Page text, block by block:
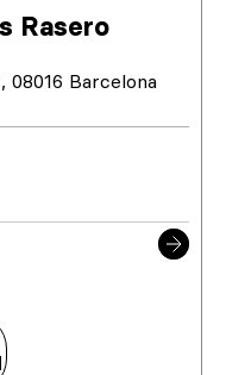
Rasero
08016 Barcelona